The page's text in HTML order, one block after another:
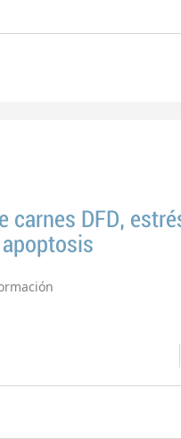
carnes DFD,